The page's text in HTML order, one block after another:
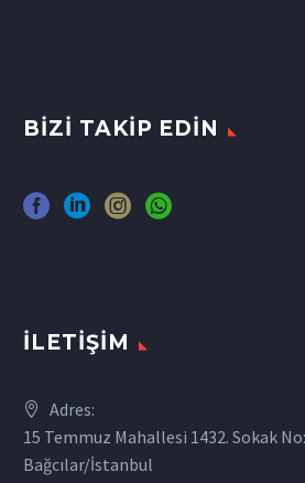
BIZI TAKIP EDIN
İLETIŞIM
Adres:
15 Temmuz Mahallesi 1432. Sokak
Bağcılar/İstanbul